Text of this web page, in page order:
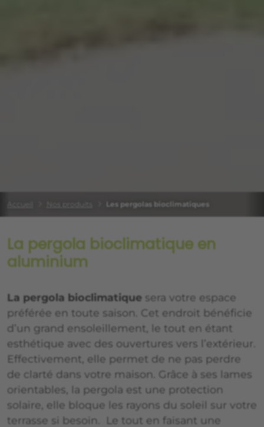
Les pergolas bioclimatiques
La pergola bioclimatique en
aluminium
La pergola bioclimatique sera votre espace
préférée en toute saison. Cet endroit bénéficie
d’un grand ensoleillement, le tout en étant
esthétique avec des ouvertures vers l’extérieur.
Effectivement, elle permet de ne pas perdre
de clarté dans votre maison. Grâce à ses lames
orientables, la pergola est une protection
solaire, elle bloque les rayons du soleil sur votre
terrasse si besoin. Le tout en faisant une